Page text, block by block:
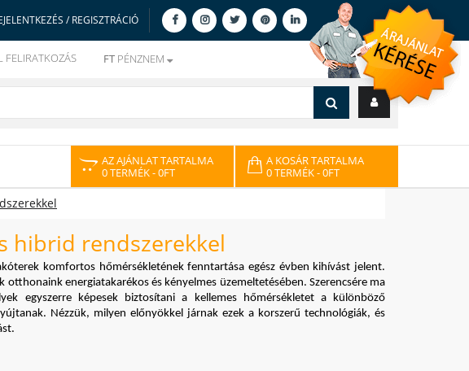
/ REGISZTRÁCIÓ
FELIRATKOZÁS FT PÉNZNEM
AZ AJÁNLAT TARTALMA
0 TERMÉK- 0FT
A KOSÁR TARTALMA
0 TERMÉK- 0FT
hibrid rendszerekkel
komfortos hőmérsékletének fenntartása egész évben kihívást jelent.
energiatakarékos és kényelmes üzemeltetésében. Szerencsére ma
egyszerre képesek biztosítani a kellemes hőmérsékletet a különböző
Nézzük, milyen előnyökkel járnak ezek a korszerű technológiák, és